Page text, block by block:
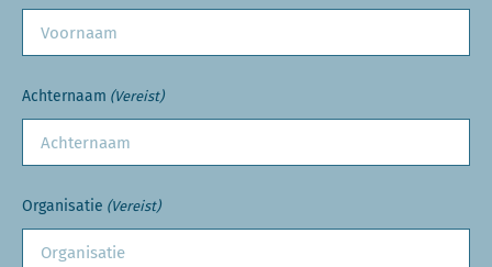
Achternaam (Vereist)
Organisatie (Vereist)